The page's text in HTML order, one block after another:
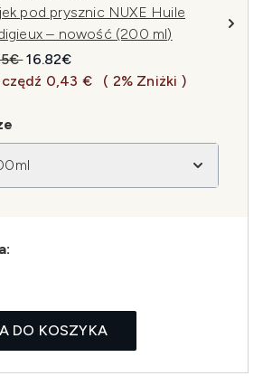
pod prysznic NUXE Huile
– nowość (200 ml)
cena detaliczna:
Aktualna cena:
16.82€
0,43 €
( 2% Zniżki )
DO KOSZYKA